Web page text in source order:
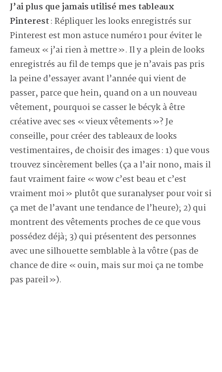
J’ai plus que jamais utilisé mes tableaux
Pinterest: Répliquer les looks enregistrés sur
Pinterest est mon astuce numéro 1 pour éviter le
fameux « j’ai rien à mettre ». Il y a plein de looks
enregistrés au fil de temps que je n’avais pas pris
la peine d’essayer avant l’année qui vient de
passer, parce que hein, quand on a un nouveau
vêtement, pourquoi se casser le bécyk à être
créative avec ses « vieux vêtements »? Je
conseille, pour créer des tableaux de looks
vestimentaires, de choisir des images : 1) que vous
trouvez sincèrement belles (ça a l’air nono, mais il
faut vraiment faire « wow c’est beau et c’est
vraiment moi » plutôt que suranalyser pour voir si
ça met de l’avant une tendance de l’heure); 2) qui
montrent des vêtements proches de ce que vous
possédez déjà; 3) qui présentent des personnes
avec une silhouette semblable à la vôtre (pas de
chance de dire « ouin, mais sur moi ça ne tombe
pas pareil »).